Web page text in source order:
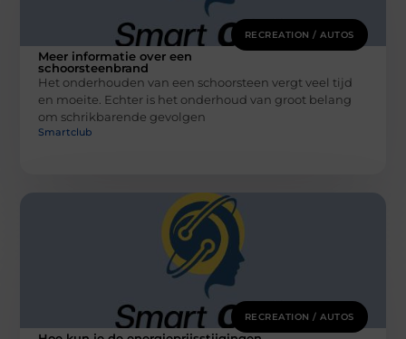
RECREATION / AUTOS
Meer informatie over een
schoorsteenbrand
Het onderhouden van een schoorsteen vergt veel tijd
en moeite. Echter is het onderhoud van groot belang
om schrikbarende gevolgen
Smartclub
RECREATION / AUTOS